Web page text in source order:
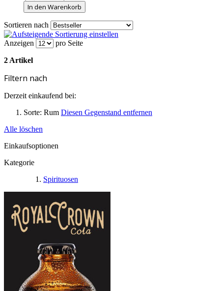
In den Warenkorb
Sortieren nach
Anzeigen pro Seite
2 Artikel
Filtern nach
Derzeit einkaufend bei:
Sorte: Rum Diesen Gegenstand entfernen
Alle löschen
Einkaufsoptionen
Kategorie
Spirituosen